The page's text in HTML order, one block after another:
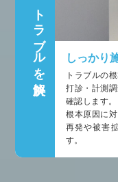
トラブルを解決 しっかり
トラブルの
打診・計測
確認します。
根本原因に
再発や被害
す。